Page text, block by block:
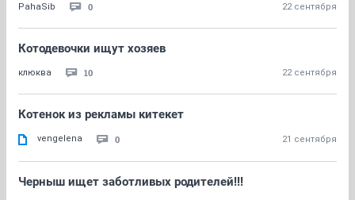
PahaSib 0 22 сентября
Котодевочки ищут хозяев
клюква 10 22 сентября
Котенок из рекламы китекет
vengelena 0 21 сентября
Черныш ищет заботливых родителей!!!